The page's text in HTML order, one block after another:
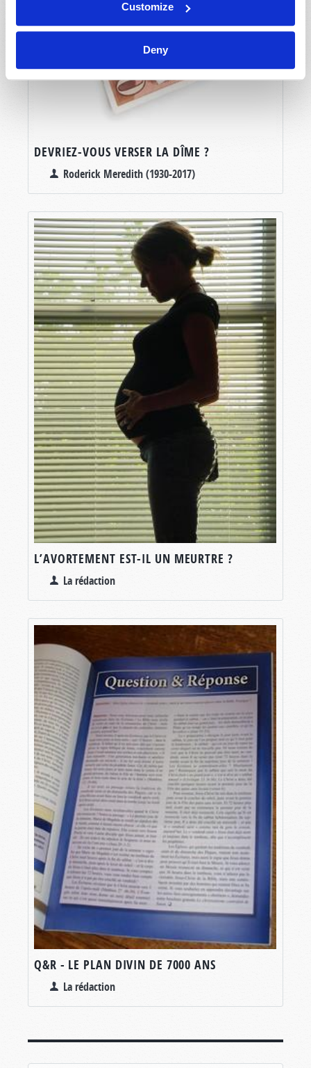
Customize
Deny
DEVRIEZ-VOUS VERSER LA DÎME ?
Roderick Meredith (1930-2017)
L’AVORTEMENT EST-IL UN MEURTRE ?
La rédaction
Q&R - LE PLAN DIVIN DE 7000 ANS
La rédaction